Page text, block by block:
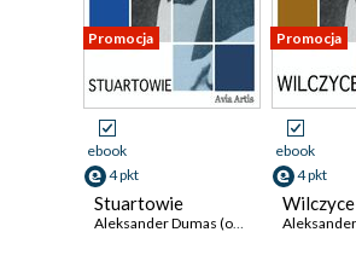
Promocja
ebook
4 pkt
Stuartowie
Aleksander Dumas (ojciec)
Promocja
ebook
4 pkt
Wilczyce